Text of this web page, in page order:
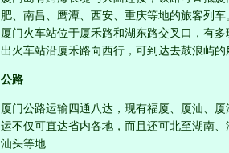
肥、南昌、鹰潭、西安、重庆等地的旅客列车
厦门火车站位于厦禾路和湖东路交叉口，有多
出火车站沿厦禾路向西行，可到达去鼓浪屿的
公路
厦门公路运输四通八达，现有福厦、厦汕、
运不仅可直达省内各地，而且还可北至湖南
汕头等地.